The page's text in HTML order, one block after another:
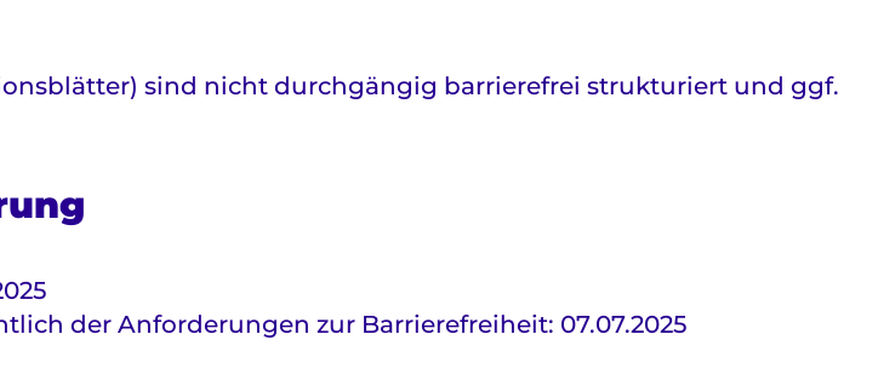
sind nicht durchgängig barrierefrei strukturiert und ggf.
der Anforderungen zur Barrierefreiheit: 07.07.2025